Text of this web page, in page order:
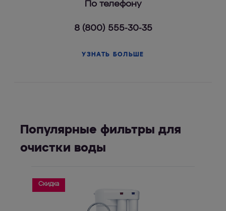
По телефону
8 (800) 555-30-35
УЗНАТЬ БОЛЬШЕ
Популярные фильтры для
очистки воды
Скидка